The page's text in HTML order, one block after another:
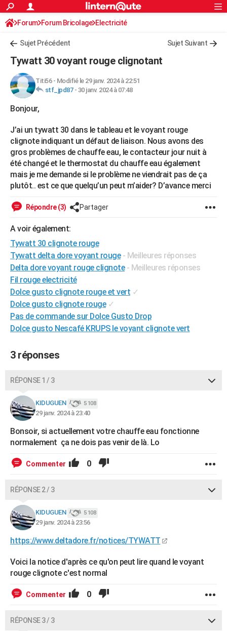
ACTUALITÉS
Politique
Société
Faits Divers
Education
Monde
Villes
+
FINANCE
Retraite
Impôts
Epargne
Immobilier
Risques naturels par ville
Banque
Assurance
Crédit
AUTO
Essais
Réserver un essai
Citadines
Berlines
SUV
Forum auto
+HIGH-TECH
Mobiles
Meilleur smartphone
Internet
Ordinateurs
Jeux vidéo
Guide high-tech
+BRICOLAGE
Forum
Aménagement intérieur
Extérieur
Cuisine
Salle de bains
Jardinage
Rangement
WEEK-END
Guides de France
Escapades
Patrimoine
Expositions
Musées
Week-end nature
+LIFESTYLE
PHOTO
GUIDES D'ACHAT
BONS PLANS
CARTE DE VOEUX
Carte de Noël
Carte Bonne année
Carte Saint-Valentin
Carte Pâques
Carte d'anniversaire
DICTIONNAIRE
COPAINS D'AVANT
S'inscrire
Se connecter
Lycées
Collèges
Primaires
Universités
Entreprises
Service militaire
Avis de recherche
AVIS DE DÉCÈS
FORUM
Bricolage
Lifestyle
Culture
Sport
Auto
Television
Voyage
Cinema
S'inscrire
Connexion
Forum Forum Bricolage Electricité
Sujet Précédent Sujet Suivant
Tywatt 30 voyant rouge clignotant
Titi56- Modifié le 29 janv. 2024 à 22:51
stf_jpd87- 30 janv. 2024 à 07:48
Bonjour,
J’ai un tywatt 30 dans le tableau et le voyant rouge
clignote indiquant un défaut de liaison. Nous avons des
gros problèmes de chauffe eau, le contacteur jour nuit à
été changé et le thermostat du chauffe eau également
mais je me demande si le problème ne viendrait pas de ça
plutôt.. est ce que quelqu’un peut m’aider? D’avance merci
Répondre (3) Partager
A voir également:
Tywatt 30 clignote rouge
Tywatt delta dore voyant rouge - Meilleures réponses
Delta dore voyant rouge clignote - Meilleures réponses
Fil rouge electricité
Dolce gusto clignote rouge et vert ✓
Dolce gusto clignote rouge ✓
Pas de commande sur Dolce Gusto Drop
Dolce gusto Nescafé KRUPS le voyant clignote vert
3 réponses
RÉPONSE 1 / 3
KIDUGUEN 5 108
29 janv. 2024 à 23:40
Bonsoir, si actuellement votre chauffe eau fonctionne
normalement ça ne dois pas venir de là. Lo
Commenter 0
RÉPONSE 2 / 3
KIDUGUEN 5 108
29 janv. 2024 à 23:56
https://www.deltadore.fr/notices/TYWATT
Voici la notice d'après ce qu'on peut lire quand le voyant
rouge clignote c'est normal
Commenter 0
RÉPONSE 3 / 3